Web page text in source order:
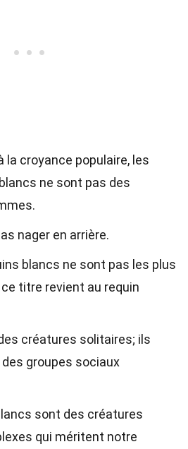
la croyance populaire, les
ne sont pas des
nager en arrière.
blancs ne sont pas les plus
titre revient au requin
créatures solitaires; ils
groupes sociaux
sont des créatures
qui méritent notre